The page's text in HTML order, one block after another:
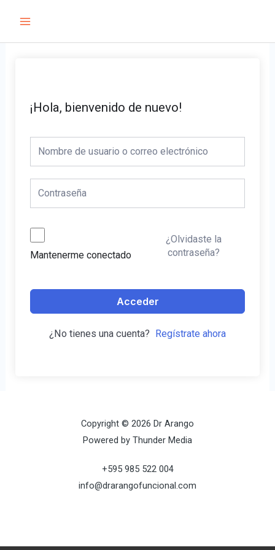
contenido
Menu
¡Hola, bienvenido de nuevo!
Mantenerme conectado
¿Olvidaste la
contraseña?
Acceder
¿No tienes una cuenta? Regístrate ahora
Copyright © 2026 Dr Arango
Powered by Thunder Media
+595 985 522 004
info@drarangofuncional.com